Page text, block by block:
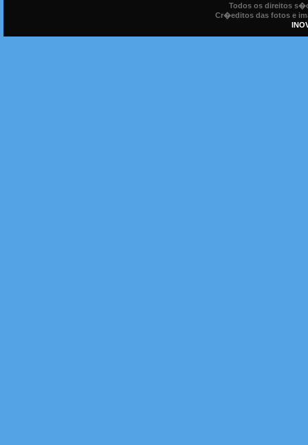
Todos os direitos
Cr�editos das fotos e